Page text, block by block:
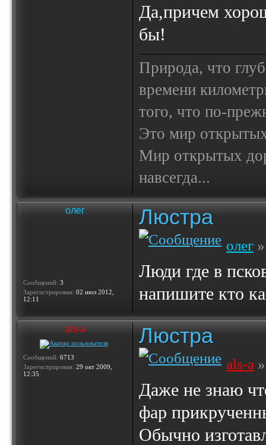
Да,причем
бы!
Природа, что
времени
того, что по-
Это мир
Мир открытых
навсегда...
олег
Сообщений: 3
Зарегистрирован: 02 июл 2012,
12:11
Люстра
олег
Люди где в
напишите кто
als-a
Сообщений: 6713
Зарегистрирован: 29 окт 2009,
12:35
Люстра
als-a
Даже не знаю
фар
Обычно